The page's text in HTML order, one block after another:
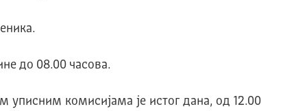
до 08.00 часова.
уписним комисијама је истог дана, од 12.00